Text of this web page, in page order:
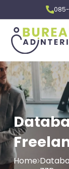
085-
Home